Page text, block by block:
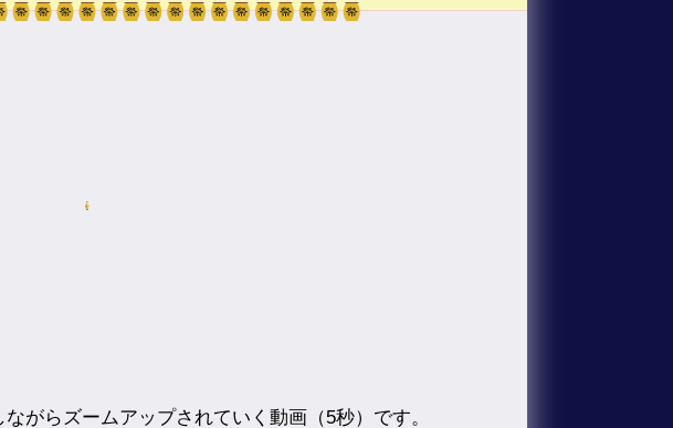
がらズームアップされていく動画（5秒）です。